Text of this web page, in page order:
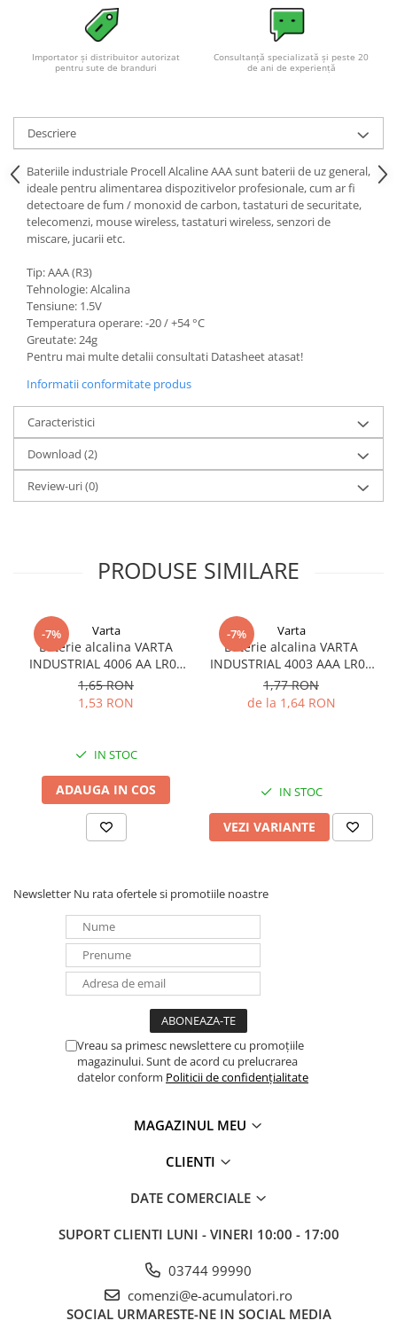
Cabluri de incarcare vehicule
Prize de incarcare vehicule
Turbine eoliene pentru casă
Tractiune / LiFePo4
Baterii si acumulatori gel si VRLA
6-12 V
Baterii si acumulatori AGM VRLA
Acumulatori Moto, ATV
GEL
AGM
Li-Ion
SLA AGM (Sealed Lead Acid)
Deep Cycle - Tractiune/Semi-
Tractiune
Marine & Caravan
APC
Redresoare, incarcatoare si testere
Surse UPS
UPS pentru centrale termice si
sisteme de urgenta - acumulator
UPS Calculatoare si Servere
Stabilizatoare Tensiune
PDUs unitati de distributie a
energiei electrice
Cabinete baterii
Drumetii / Camping
Accesorii
Frigidere portabile
Panouri portabile
Racire/Incalzire
Dulapuri pentru cablare
Laptop & PC accesorii, baterii,
Cablu de date si Adaptoare
Solutii solare portabile
Importator și distribuitor autorizat
pentru sute de branduri
Consultanță specializată și peste 20
de ani de experiență
Descriere
Bateriile industriale Procell Alcaline AAA sunt baterii de uz general,
ideale pentru alimentarea dispozitivelor profesionale, cum ar fi
detectoare de fum / monoxid de carbon, tastaturi de securitate,
telecomenzi, mouse wireless, tastaturi wireless, senzori de
miscare, jucarii etc.
Tip: AAA (R3)
Tehnologie: Alcalina
Tensiune: 1.5V
Temperatura operare: -20 / +54 °C
Greutate: 24g
Pentru mai multe detalii consultati Datasheet atasat!
Informatii conformitate produs
Caracteristici
Download (2)
Review-uri(0)
PRODUSE SIMILARE
-7% Varta
Baterie alcalina VARTA
INDUSTRIAL 4006 AA LR06
1.5V bulk
1,65 RON
1,53 RON
IN STOC
ADAUGA IN COS
-7% Varta
Baterie alcalina VARTA
INDUSTRIAL 4003 AAA LR03
1.5V
1,77 RON
de la 1,64 RON
IN STOC
VEZI VARIANTE
Newsletter Nu rata ofertele si promotiile noastre
Vreau sa primesc newslettere cu promoțiile
magazinului. Sunt de acord cu prelucrarea
datelor conform Politicii de confidențialitate
MAGAZINUL MEU
CLIENTI
DATE COMERCIALE
SUPORT CLIENTI LUNI - VINERI 10:00 - 17:00
03744 99990
comenzi@e-acumulatori.ro
SOCIAL URMARESTE-NE IN SOCIAL MEDIA